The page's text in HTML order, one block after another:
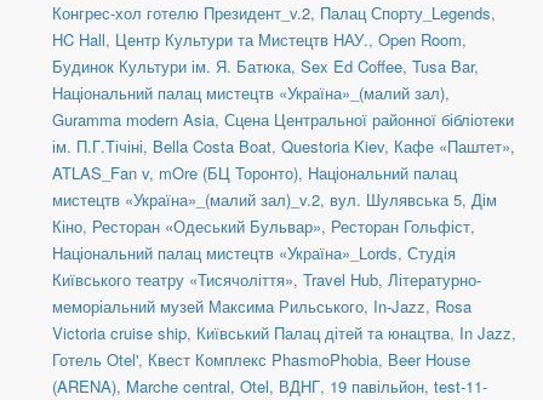
Конгрес-хол готелю Президент_v.2, Палац Спорту_Legends,
HC Hall, Центр Культури та Мистецтв НАУ., Open Room,
Будинок Культури ім. Я. Батюка, Sex Ed Coffee, Tusa Bar,
Національний палац мистецтв «Україна»_(малий зал),
Guramma modern Asia, Сцена Центральної районної бібліотеки
ім. П.Г.Тічіні, Bella Costa Boat, Questoria Kiev, Кафе «Паштет»,
ATLAS_Fan v, mOre (БЦ Торонто), Національний палац
мистецтв «Україна»_(малий зал)_v.2, вул. Шулявська 5, Дім
Кіно, Ресторан «Одеський Бульвар», Ресторан Гольфіст,
Національний палац мистецтв «Україна»_Lords, Студія
Київського театру «Тисячоліття», Travel Hub, Літературно-
меморіальний музей Максима Рильського, In-Jazz, Rosa
Victoria cruise ship, Київський Палац дітей та юнацтва, In Jazz,
Готель Otel', Квест Комплекс PhasmoPhobia, Beer House
(ARENA), Marche central, Otel, ВДНГ, 19 павільйон, test-11-